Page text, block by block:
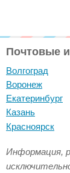
Почтовые
Волгоград
Воронеж
Екатеринбург
Казань
Красноярск
Информация,